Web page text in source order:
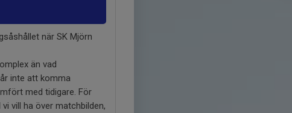
när SK Mjörn
än vad
inte att komma
med tidigare. För
vill ha över matchbilden,